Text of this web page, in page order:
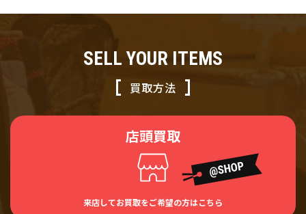
SELL YOUR ITEMS
買取方法
店頭買取
来店してお買取をご希望の方はこちら